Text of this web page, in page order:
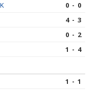
0 - 0
4 - 3
0 - 2
1 - 4
1 - 1